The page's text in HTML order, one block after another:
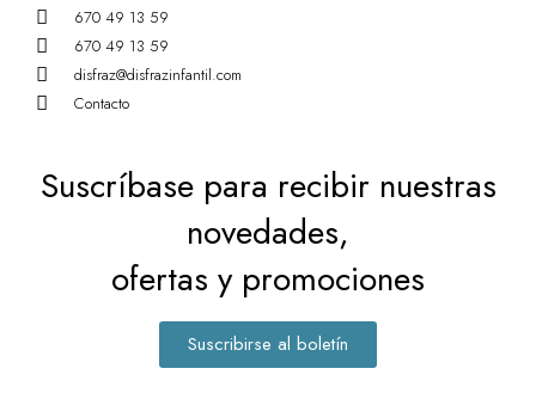
670 49 13 59
670 49 13 59
disfraz@disfrazinfantil.com
Contacto
Suscríbase para recibir nuestras
novedades,
ofertas y promociones
Suscribirse al boletín